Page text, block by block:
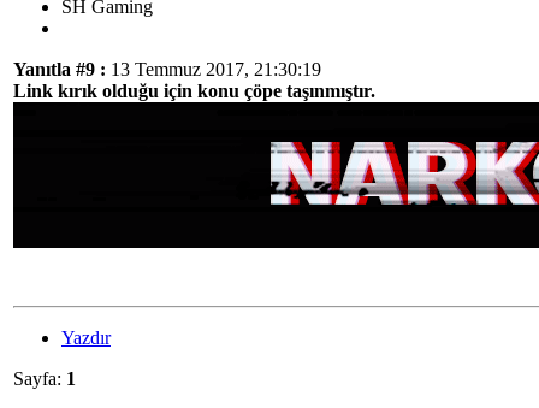
SH Gaming
Yanıtla #9 : 13 Temmuz 2017, 21:30:19
Link kırık olduğu için konu çöpe taşınmıştır.
Yazdır
Sayfa: 1